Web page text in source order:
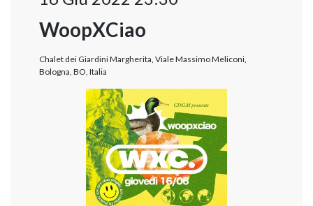
WoopXCiao
Chalet dei Giardini Margherita, Viale Massimo Meliconi,
Bologna, BO, Italia